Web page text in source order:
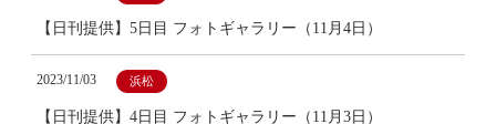
【日刊提供】5日目 フォトギャラリー（11月4日）
2023/11/03 浜松
【日刊提供】4日目 フォトギャラリー（11月3日）